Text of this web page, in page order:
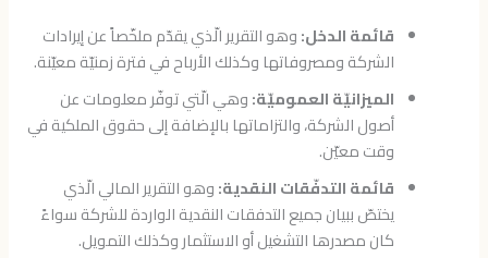
قائمة الدخل:وهو التقرير الّذي يقدّم ملخّصاً عن إيرادات
الشركة ومصروفاتها وكذلك الأرباح في فترة زمنيّة معيّنة.
الميزانيّة العموميّة:وهي الّتي توفّر معلومات عن
أصول الشركة، والتزاماتها بالإضافة إلى حقوق الملكية في
وقت معيّن.
قائمة التدفّقات النقدية:وهو التقرير المالي الّذي
يختصّ ببيان جميع التدفقات النقدية الواردة للشركة سواءً
كان مصدرها التشغيل أو الاستثمار وكذلك التمويل.